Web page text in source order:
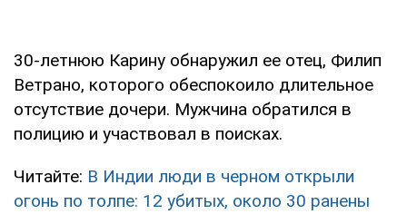
30-летнюю Карину обнаружил ее отец, Филип
Ветрано, которого обеспокоило длительное
отсутствие дочери. Мужчина обратился в
полицию и участвовал в поисках.
Читайте: В Индии люди в черном открыли
огонь по толпе: 12 убитых, около 30 ранены